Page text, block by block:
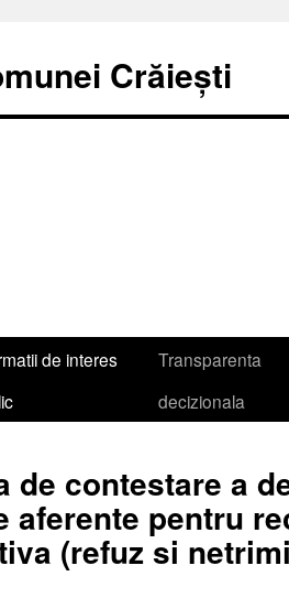
Crăiești
de interes
Transparenta
decizionala
de contestare a
aferente pentru
(refuz si